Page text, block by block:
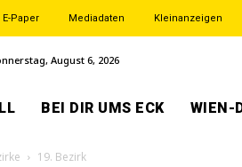
E-Paper Mediadaten Kleinanzeigen
August 6, 2026
BEI DIR UMS ECK WIEN-
19. Bezirk